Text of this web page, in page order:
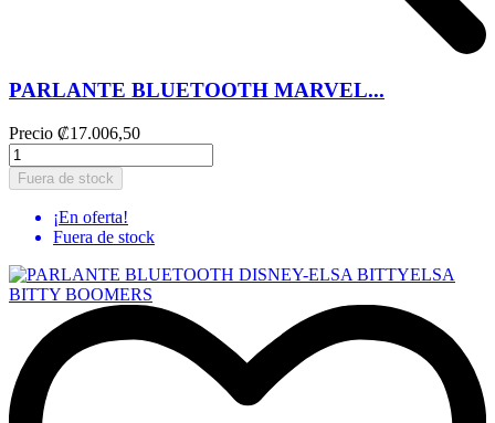
PARLANTE BLUETOOTH MARVEL...
Precio ₡17.006,50
Fuera de stock
¡En oferta!
Fuera de stock